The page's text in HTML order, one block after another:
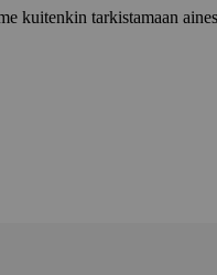
kuitenkin tarkistamaan